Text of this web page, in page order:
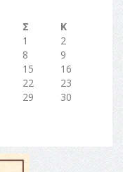
Σ
Κ
1
2
8
9
15
16
22
23
29
30